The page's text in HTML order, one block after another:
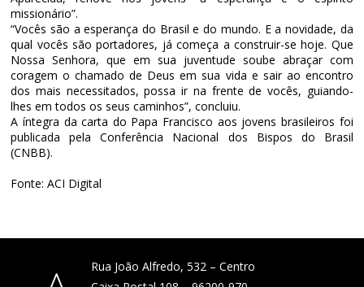
missionário”.
“Vocês são a esperança do Brasil e do mundo. E a novidade, da
qual vocês são portadores, já começa a construir-se hoje. Que
Nossa Senhora, que em sua juventude soube abraçar com
coragem o chamado de Deus em sua vida e sair ao encontro
dos mais necessitados, possa ir na frente de vocês, guiando-
lhes em todos os seus caminhos”, concluiu.
A íntegra da carta do Papa Francisco aos jovens brasileiros foi
publicada pela Conferência Nacional dos Bispos do Brasil
(CNBB).
Fonte: ACI Digital
Rua João Alfredo, 532 – Centro